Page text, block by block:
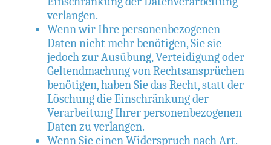
verlangen.
Wenn wir Ihre personenbezogenen
Daten nicht mehr benötigen, Sie sie
jedoch zur Ausübung, Verteidigung oder
Geltendmachung von Rechtsansprüchen
benötigen, haben Sie das Recht, statt der
Löschung die Einschränkung der
Verarbeitung Ihrer personenbezogenen
Daten zu verlangen.
Wenn Sie einen Widerspruch nach Art.